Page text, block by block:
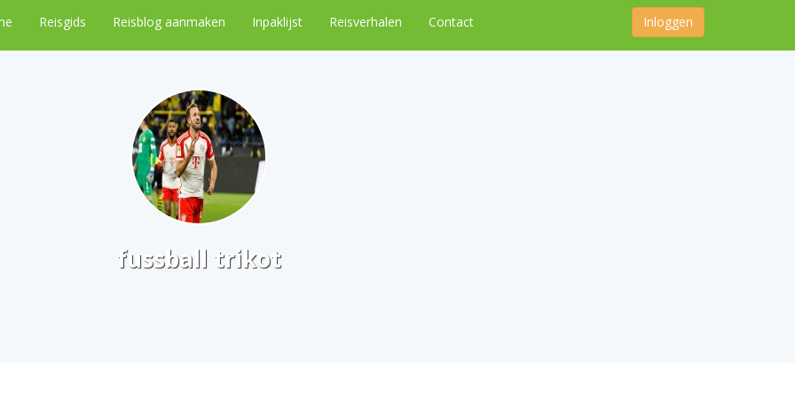
Reisgids Reisblog aanmaken Inpaklijst Reisverhalen Contact Inloggen
fussball trikot